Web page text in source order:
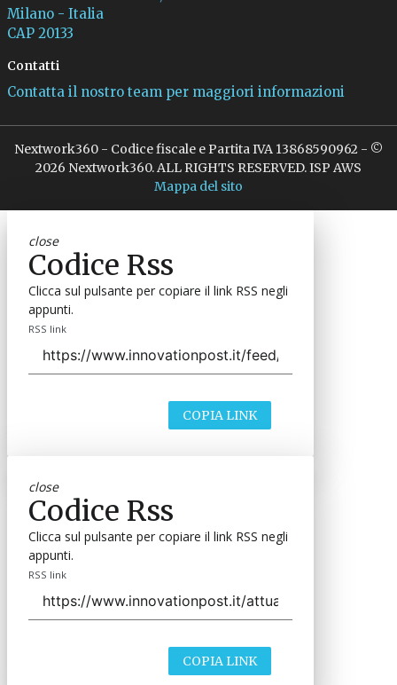
Milano - Italia
CAP 20133
Contatti
Contatta il nostro team per maggiori informazioni
Nextwork360 - Codice fiscale e Partita IVA 13868590962 - ©
2026 Nextwork360. ALL RIGHTS RESERVED. ISP AWS
Mappa del sito
close
Codice Rss
Clicca sul pulsante per copiare il link RSS negli
appunti.
RSS link
COPIA LINK
close
Codice Rss
Clicca sul pulsante per copiare il link RSS negli
appunti.
RSS link
COPIA LINK